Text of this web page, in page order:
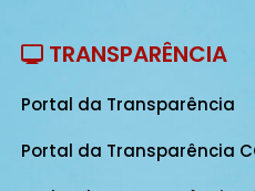
TRANSPARÊNCIA
Portal da Transparência
Portal da Transparência